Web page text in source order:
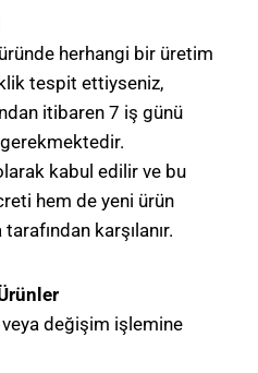
herhangi bir üretim
tespit ettiyseniz,
itibaren 7 iş günü
kabul edilir ve bu
hem de yeni ürün
karşılanır.
değişim işlemine